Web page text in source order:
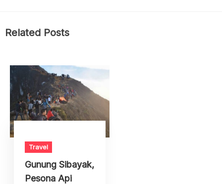
Related Posts
Travel
Gunung Sibayak,
Pesona Api